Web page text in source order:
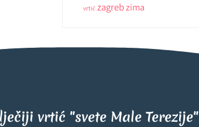
vrtić zagrebzima
vrtić "svete Male Terezije"